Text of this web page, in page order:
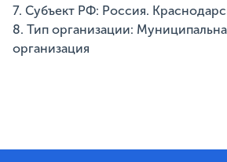
7. Субъект РФ: Россия.
8. Тип организации:
организация